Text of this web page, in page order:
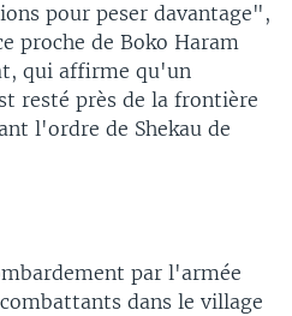
pour peser davantage",
proche de Boko Haram
qui affirme qu'un
resté près de la frontière
l'ordre de Shekau de
par l'armée
dans le village